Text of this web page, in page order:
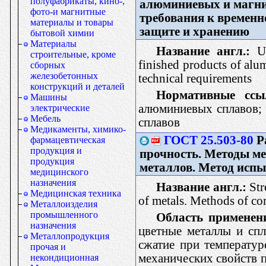
фото-и магнитные
материалы и товары
бытовой химии
Материалы
строительные, кроме
сборных
железобетонных
конструкций и деталей
Машины
электрические
Мебель
Медикаменты, химико-
фармацевтическая
продукция и
продукция
медицинского
назначения
Медицинская техника
Металлоизделия
промышленного
назначения
Металлопродукция
прочая и
некондиционная
алюминиевых и
требования к
защите и хранению
Название англ.:
finished products of
technical requirements
Нормативные
алюминиевых сплавов;
сплавов
ГОСТ 25.503-80
прочность. Методы
металлов. Метод
Название англ.:
of metals. Methods of
Область
цветные металлы и
сжатие при
механических свойств